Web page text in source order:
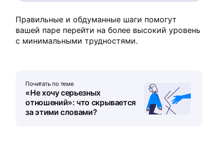
Правильные и обдуманные шаги помогут
вашей паре перейти на более высокий уровень
с минимальными трудностями.
Почитать по теме
«Не хочу серьезных
отношений»: что скрывается
за этими словами?